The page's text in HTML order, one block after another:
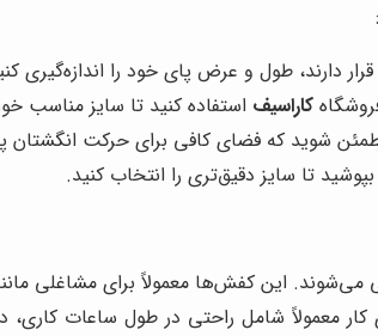
دارند، طول و عرض پای خود را اندازه‌گیری
کاراسیف استفاده کنید تا سایز مناسب
شوید که فضای کافی برای حرکت انگشتان
تا سایز دقیق‌تری را انتخاب کنید.
این کفش‌ها معمولاً برای مشاغلی
معمولاً شامل راحتی در طول ساعات کاری،